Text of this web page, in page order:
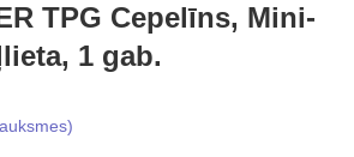
TPG Cepelīns, Mini-
1 gab.